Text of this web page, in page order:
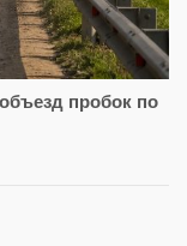
пробок по